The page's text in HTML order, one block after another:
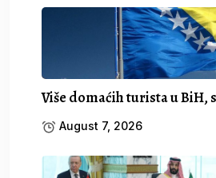
Više domaćih turista u BiH,
August 7, 2026